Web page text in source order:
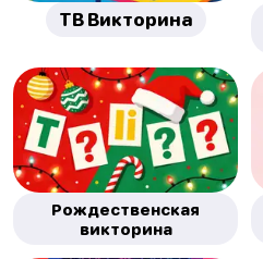
ТВ Викторина
Рождественская
викторина